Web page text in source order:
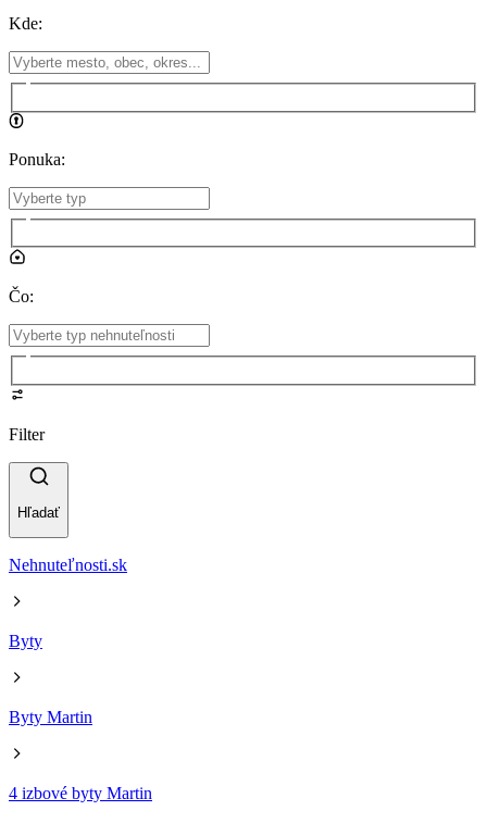
Kde:
Ponuka:
Čo:
Filter
Hľadať
Nehnuteľnosti.sk
Byty
Byty Martin
4 izbové byty Martin